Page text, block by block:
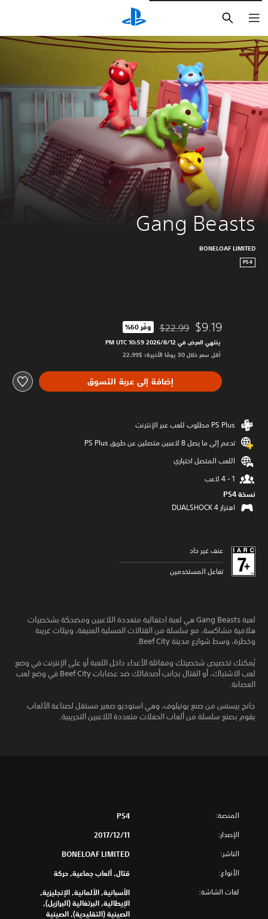
Gang Beasts
BONELOAF LIMITED
PS4
$9.19 مخصوم من السعر الأصلي البالغ $22.99‏
$22.99 وفّر 60%‏
ينتهي العرض في 12‏/8‏/2026 10:59 PM UTC‏
أقل سعر خلال 30 يومًا الأخيرة: $22.99‏
إضافة إلى عربة التسوق
تدعم إلى ما يصل 8 لاعبين متصلين عن طريق PS Plus‏
اللعب المتصل اختياري
نسخة PS4‏
اهتزاز DUALSHOCK 4‏
عنف غير حاد
تفاعل المستخدمين
لعبة Gang Beasts هي لعبة احتفالية متعددة اللاعبين ومضحكة بشخصيات
هلامية مشاكسة، مع سلسلة من القتالات المسلية العنيفة، وبيئات غريبة
وخطرة، وسط شوارع مدينة Beef City.
يُمكنك تخصيص شخصيتك ومقاتلة الأعداء داخل اللعبة أو على الإنترنت في وضع
لعب الاشتباك، أو القتال بجانب أصدقائك ضد عصابات Beef City في وضع لعب
العصابة.
جانج بيستس من صنع بونيلوف، وهي استوديو صغير مستقل لصناعة الألعاب
يقوم بصنع سلسلة من ألعاب الحفلات متعددة اللاعبين التجريبية.
المنصة: PS4
الإصدار: 11‏/12‏/2017
الناشر: BONELOAF LIMITED
الأنواع: قتال, ألعاب جماعية, حركة
لغات الشاشة:
الأسبانية, الألمانية, الإنجليزية,
الإيطالية, البرتغالية (البرازيل),
الصينية (التقليدية), الصينية